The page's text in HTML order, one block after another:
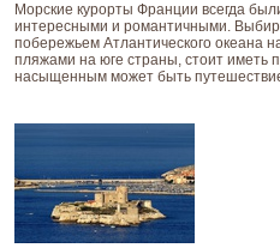
Морские курорты Франции всегда
интересными и романтичными.
побережьем Атлантического океана
пляжами на юге страны, стоит иметь
насыщенным может быть